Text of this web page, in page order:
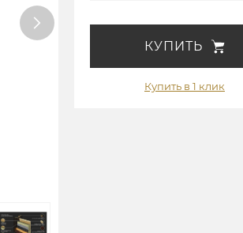
КУПИТЬ
Купить в 1 клик